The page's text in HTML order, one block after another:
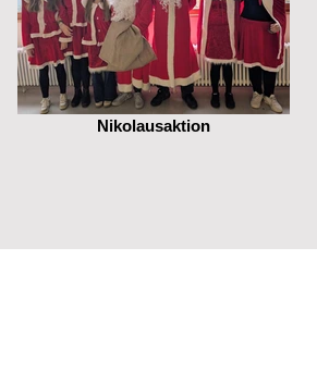
Nikolausaktion